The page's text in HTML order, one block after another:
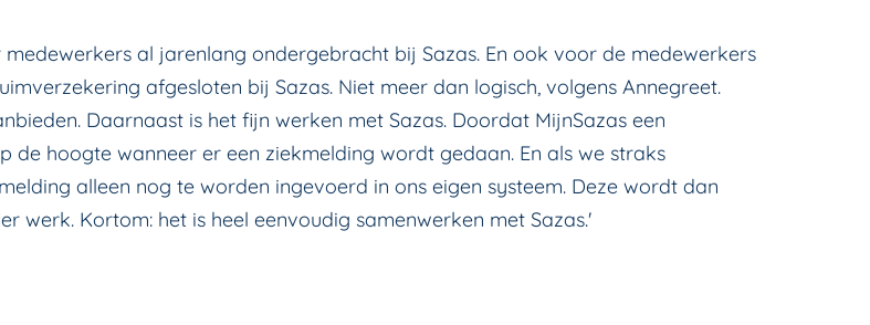
al jarenlang ondergebracht bij Sazas. En ook voor de medewerkers
afgesloten bij Sazas. Niet meer dan logisch, volgens Annegreet.
Daarnaast is het fijn werken met Sazas. Doordat MijnSazas een
de hoogte wanneer er een ziekmelding wordt gedaan. En als we straks
alleen nog te worden ingevoerd in ons eigen systeem. Deze wordt dan
werk. Kortom: het is heel eenvoudig samenwerken met Sazas.'